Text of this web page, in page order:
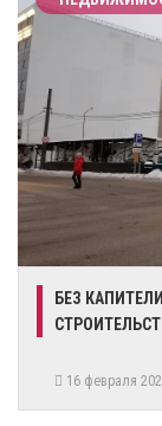
​БЕЗ
16 февраля